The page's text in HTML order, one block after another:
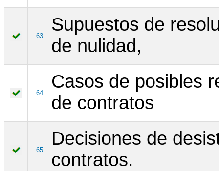
63
Supuestos de
de nulidad,
64
Casos de posibles
de contratos
65
Decisiones de
contratos.